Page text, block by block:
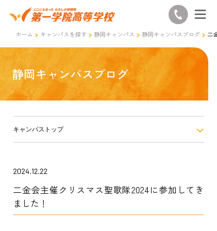
ホーム キャンパスを探す 静岡キャンパス 静岡キャンパスブログ 二
静岡キャンパスブログ
キャンパストップ
2024.12.22
二金会主催クリスマス聖歌隊2024に参加してき
ました！